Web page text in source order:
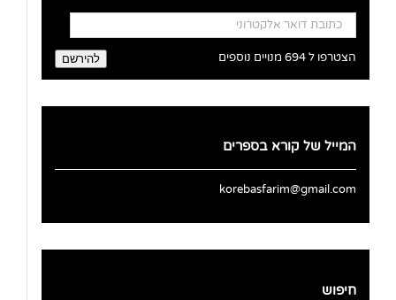
כתובת
דואר
אלקטרוני
להירשם הצטרפו ל 694 מנויים נוספים
המייל של קורא בספרים
korebasfarim@gmail.com
חיפוש